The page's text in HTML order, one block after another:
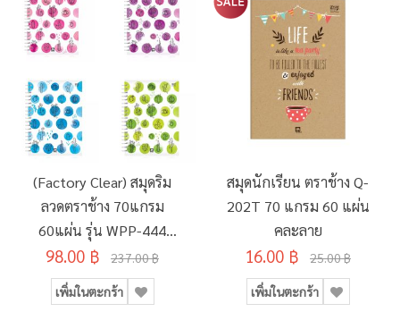
(Factory Clear) สมุดริม
ลวดตราช้าง 70แกรม
60แผ่น รุ่น WPP-444
(3เล่มคละสี/แพ็ค)
98.00 ฿ 237.00 ฿
เพิ่มในตะกร้า
สมุดนักเรียน ตราช้าง Q-
202T 70 แกรม 60 แผ่น
คละลาย
16.00 ฿ 25.00 ฿
เพิ่มในตะกร้า